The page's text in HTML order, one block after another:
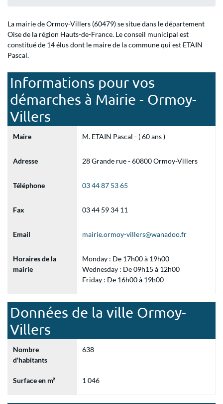
La mairie de Ormoy-Villers (60479) se situe dans le département
Oise de la région Hauts-de-France. Le conseil municipal est
constitué de 14 élus dont le maire de la commune qui est ETAIN
Pascal.
Informations pour vos
démarches à Mairie - Ormoy-
Villers
Maire M. ETAIN Pascal - ( 60 ans )
Adresse 28 Grande rue - 60800 Ormoy-Villers
Téléphone 03 44 87 53 65
Fax 03 44 59 34 11
Email mairie.ormoy-villers@wanadoo.fr
Horaires de la
mairie
Monday : De 17h00 à 19h00
Wednesday : De 09h15 à 12h00
Friday : De 16h00 à 19h00
Données de la ville Ormoy-
Villers
Nombre
d'habitants
638
Surface en m² 1 046